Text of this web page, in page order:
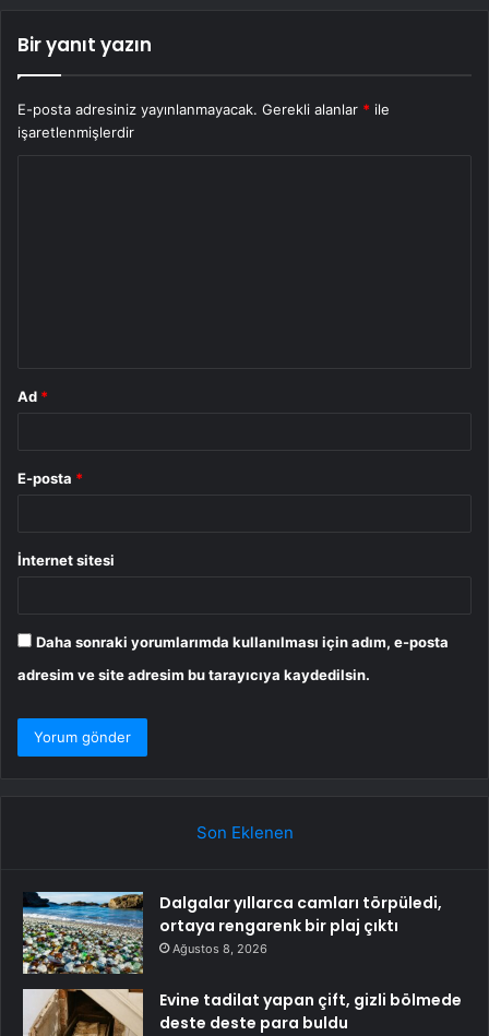
Bir yanıt yazın
E-posta adresiniz yayınlanmayacak. Gerekli alanlar * ile
işaretlenmişlerdir
Ad *
E-posta *
İnternet sitesi
Daha sonraki yorumlarımda kullanılması için adım, e-posta
adresim ve site adresim bu tarayıcıya kaydedilsin.
Son Eklenen
Dalgalar yıllarca camları törpüledi,
ortaya rengarenk bir plaj çıktı
Ağustos 8, 2026
Evine tadilat yapan çift, gizli bölmede
deste deste para buldu